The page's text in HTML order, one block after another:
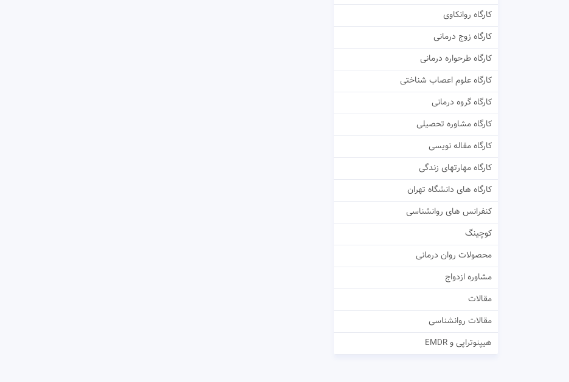
کارگاه روانکاوی
کارگاه زوج درمانی
کارگاه طرحواره درمانی
کارگاه علوم اعصاب شناختی
کارگاه گروه درمانی
کارگاه مشاوره تحصیلی
کارگاه مقاله نویسی
کارگاه مهارتهای زندگی
کارگاه های دانشگاه تهران
کنفرانس های روانشناسی
کوچینگ
محصولات روان درمانی
مشاوره ازدواج
مقالات
مقالات روانشناسی
هیپنوتراپی و EMDR